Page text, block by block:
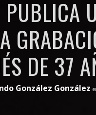
PUBLICA
DE 37
González González